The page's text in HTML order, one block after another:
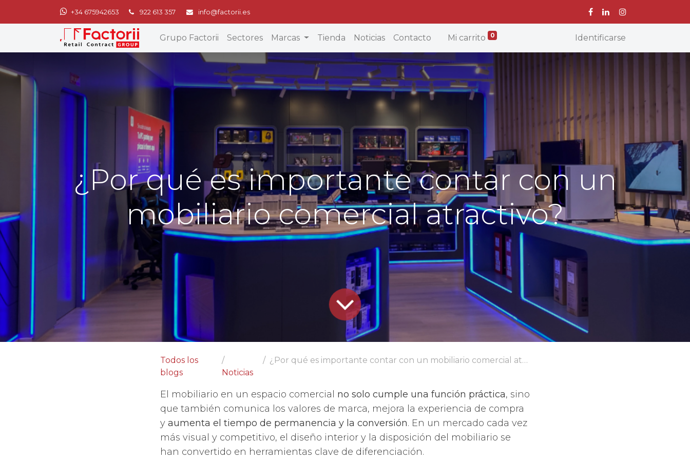
+34 675942653 922 613 357 info@factorii.es
Grupo Factorii Sectores Marcas Tienda Noticias Contacto Mi carrito 0 Identificarse
¿Por qué es importante contar con un
mobiliario comercial atractivo?
Todos los
blogs
Noticias
¿Por qué es importante contar con un mobiliario comercial atractivo?
El mobiliario en un espacio comercial no solo cumple una función práctica, sino
que también comunica los valores de marca, mejora la experiencia de compra
y aumenta el tiempo de permanencia y la conversión. En un mercado cada vez
más visual y competitivo, el diseño interior y la disposición del mobiliario se
han convertido en herramientas clave de diferenciación.